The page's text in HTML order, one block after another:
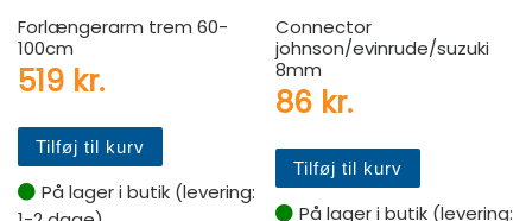
Forlængerarm trem 60-
100cm
519 kr.
Tilføj til kurv
På lager i butik (levering:
Connector
johnson/evinrude/suzuki
8mm
86 kr.
Tilføj til kurv
På lager i butik (levering: